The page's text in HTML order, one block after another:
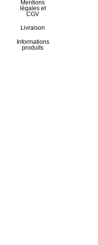
Mentions
légales et
CGV
Livraison
Informations
produits